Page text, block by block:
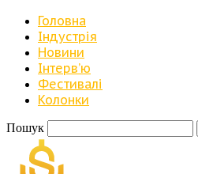
Головна
Індустрія
Новини
Iнтерв’ю
Фестивалі
Колонки
Пошук